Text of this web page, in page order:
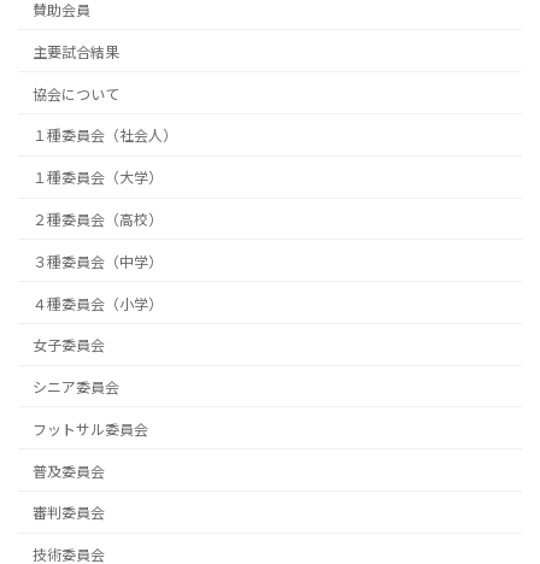
賛助会員
主要試合結果
協会について
１種委員会（社会人）
１種委員会（大学）
２種委員会（高校）
３種委員会（中学）
４種委員会（小学）
女子委員会
シニア委員会
フットサル委員会
普及委員会
審判委員会
技術委員会